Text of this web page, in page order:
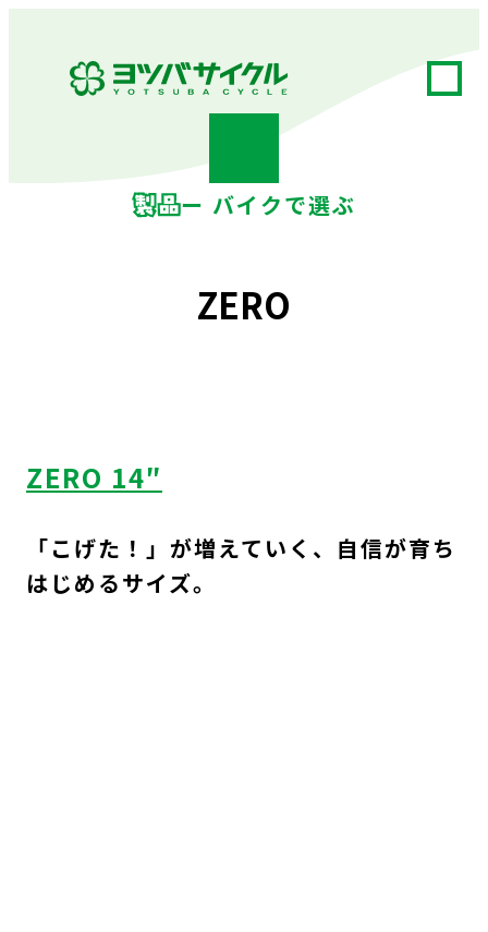
ー バイクで選ぶ
ZERO
ZERO 14″
「こげた！」が増えていく、自信が育ち
はじめるサイズ。